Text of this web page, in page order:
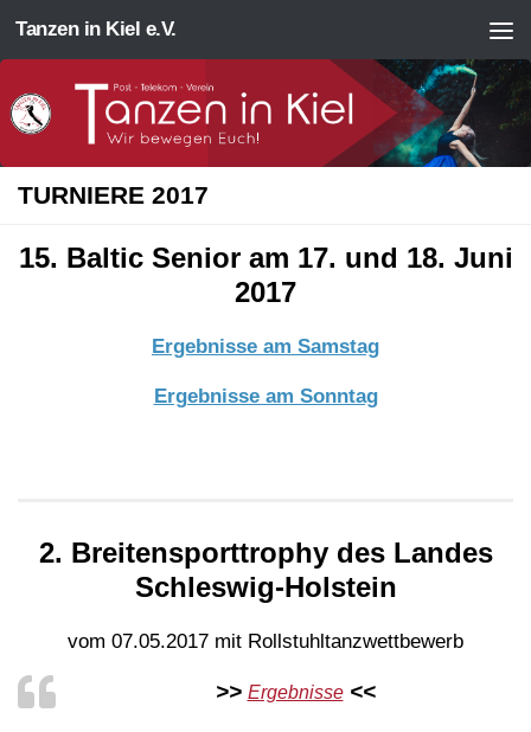
Zum Inhalt springen
Tanzen in Kiel e.V.
TURNIERE 2017
15. Baltic Senior am 17. und 18. Juni
2017
Ergebnisse am Samstag
Ergebnisse am Sonntag
2. Breitensporttrophy des Landes
Schleswig-Holstein
vom 07.05.2017 mit Rollstuhltanzwettbewerb
>> Ergebnisse<<